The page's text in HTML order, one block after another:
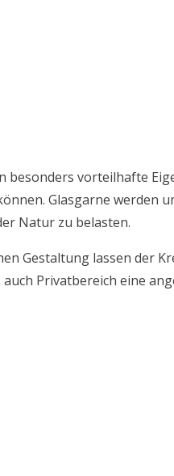
besonders vorteilhafte
Glasgarne werden
Natur zu belasten.
Gestaltung lassen der
Privatbereich eine